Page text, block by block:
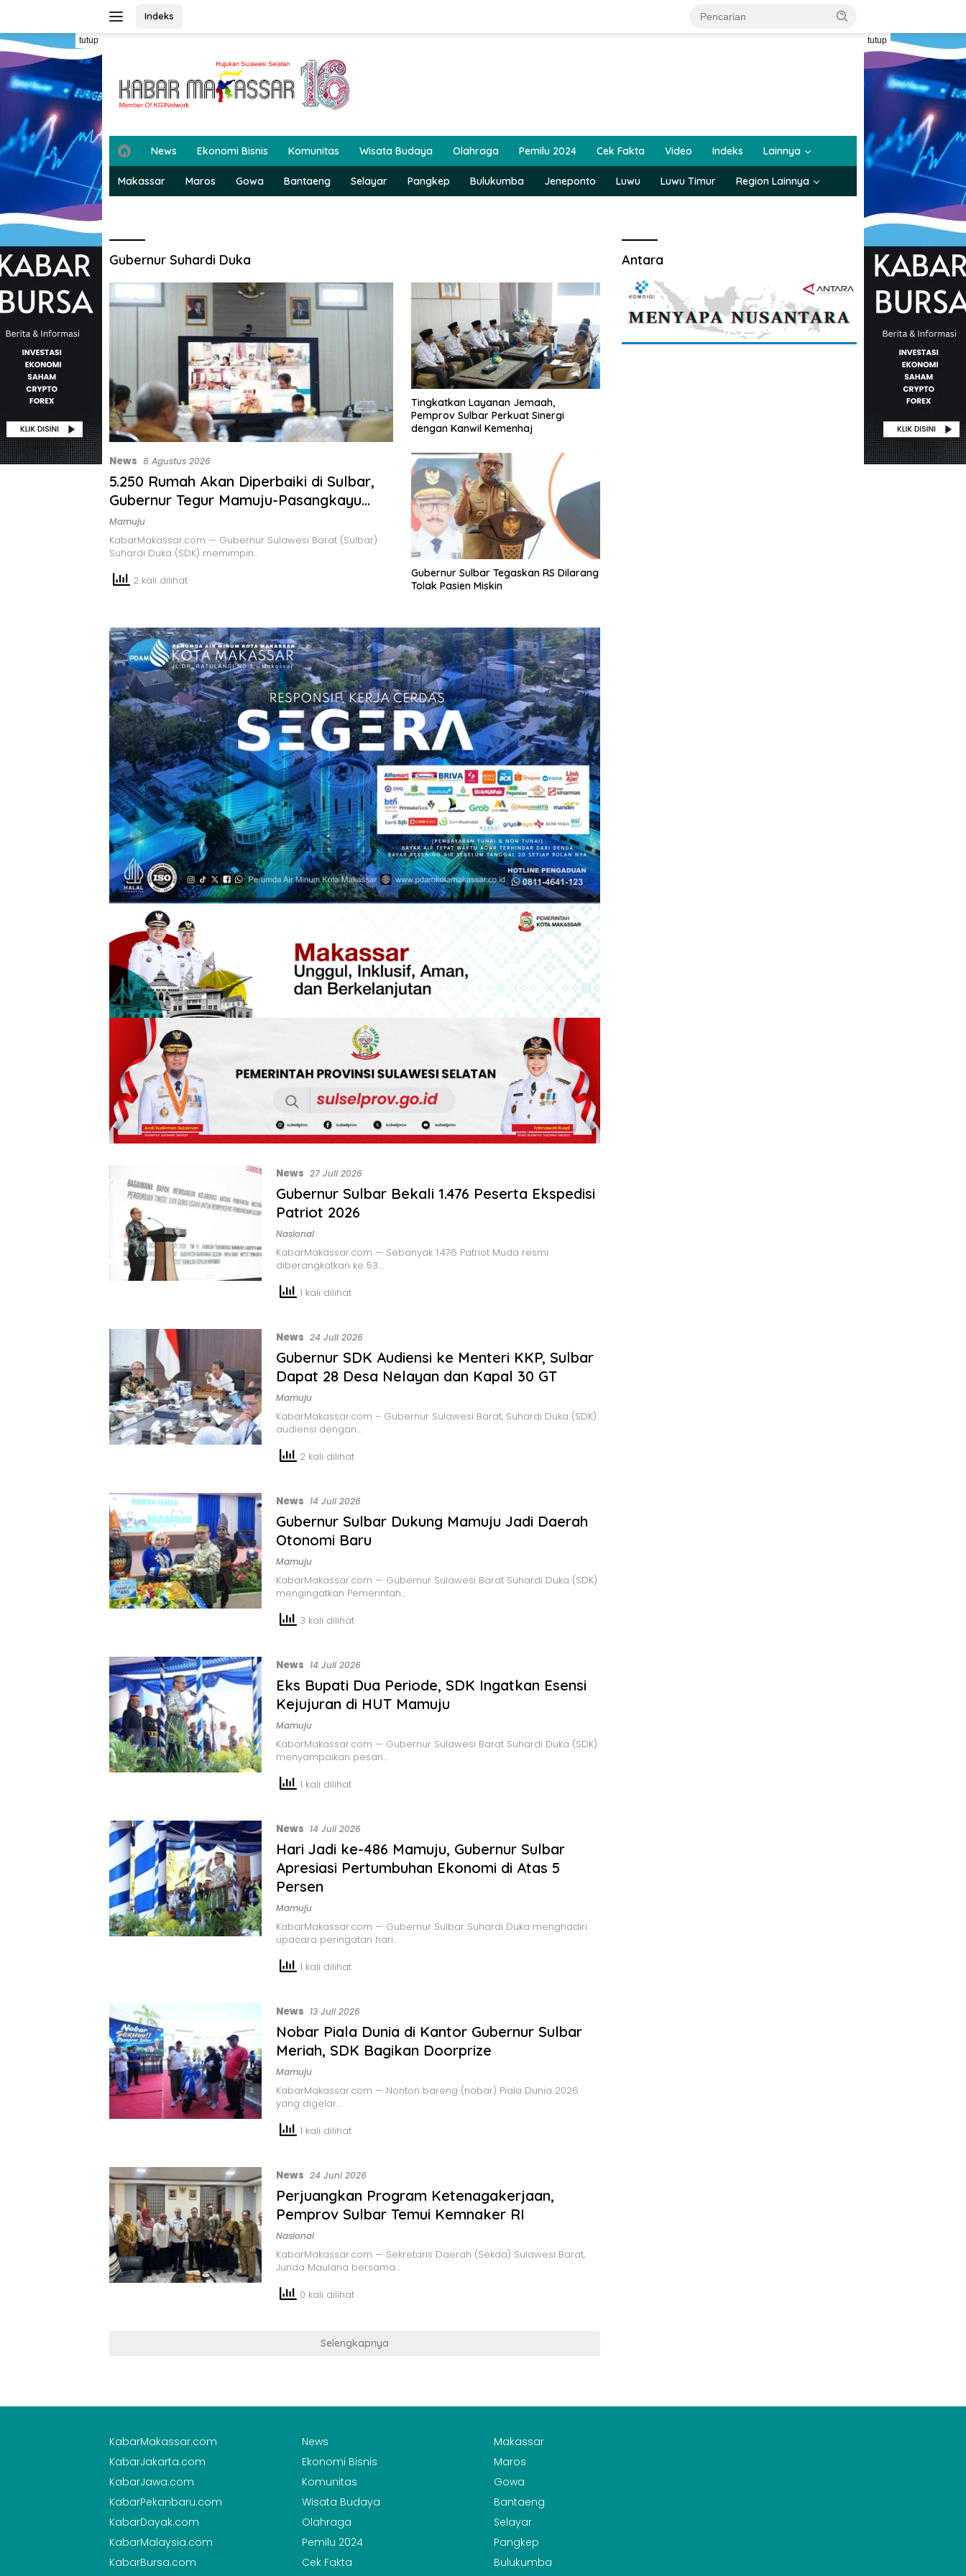
konten
Indeks
tutup tutup
H
o
m
e
News Ekonomi Bisnis Komunitas Wisata Budaya Olahraga Pemilu 2024 Cek Fakta Video Indeks Lainnya
Makassar Maros Gowa Bantaeng Selayar Pangkep Bulukumba Jeneponto Luwu Luwu Timur Region Lainnya
Gubernur Suhardi Duka
News 6 Agustus 2026
5.250 Rumah Akan Diperbaiki di Sulbar,
Gubernur Tegur Mamuju-Pasangkayu
yang Belum Mulai
Mamuju
KabarMakassar.com — Gubernur Sulawesi Barat (Sulbar)
Suhardi Duka (SDK) memimpin…
2 kali dilihat
Tingkatkan Layanan Jemaah,
Pemprov Sulbar Perkuat Sinergi
dengan Kanwil Kemenhaj
Gubernur Sulbar Tegaskan RS Dilarang
Tolak Pasien Miskin
News 27 Juli 2026
Gubernur Sulbar Bekali 1.476 Peserta Ekspedisi
Patriot 2026
Nasional
KabarMakassar.com — Sebanyak 1.476 Patriot Muda resmi
diberangkatkan ke 53…
1 kali dilihat
News 24 Juli 2026
Gubernur SDK Audiensi ke Menteri KKP, Sulbar
Dapat 28 Desa Nelayan dan Kapal 30 GT
Mamuju
KabarMakassar.com – Gubernur Sulawesi Barat, Suhardi Duka (SDK)
audiensi dengan…
2 kali dilihat
News 14 Juli 2026
Gubernur Sulbar Dukung Mamuju Jadi Daerah
Otonomi Baru
Mamuju
KabarMakassar.com — Gubernur Sulawesi Barat Suhardi Duka (SDK)
mengingatkan Pemerintah…
3 kali dilihat
News 14 Juli 2026
Eks Bupati Dua Periode, SDK Ingatkan Esensi
Kejujuran di HUT Mamuju
Mamuju
KabarMakassar.com — Gubernur Sulawesi Barat Suhardi Duka (SDK)
menyampaikan pesan…
1 kali dilihat
News 14 Juli 2026
Hari Jadi ke-486 Mamuju, Gubernur Sulbar
Apresiasi Pertumbuhan Ekonomi di Atas 5
Persen
Mamuju
KabarMakassar.com — Gubernur Sulbar Suhardi Duka menghadiri
upacara peringatan hari…
1 kali dilihat
News 13 Juli 2026
Nobar Piala Dunia di Kantor Gubernur Sulbar
Meriah, SDK Bagikan Doorprize
Mamuju
KabarMakassar.com — Nonton bareng (nobar) Piala Dunia 2026
yang digelar…
1 kali dilihat
News 24 Juni 2026
Perjuangkan Program Ketenagakerjaan,
Pemprov Sulbar Temui Kemnaker RI
Nasional
KabarMakassar.com — Sekretaris Daerah (Sekda) Sulawesi Barat,
Junda Maulana bersama…
0 kali dilihat
Selengkapnya
Antara
KabarMakassar.com
KabarJakarta.com
KabarJawa.com
KabarPekanbaru.com
KabarDayak.com
KabarMalaysia.com
KabarBursa.com
News
Ekonomi Bisnis
Komunitas
Wisata Budaya
Olahraga
Pemilu 2024
Cek Fakta
Makassar
Maros
Gowa
Bantaeng
Selayar
Pangkep
Bulukumba